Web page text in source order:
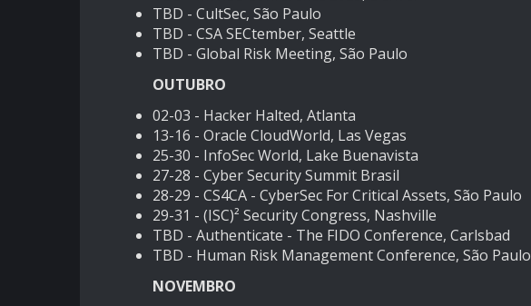
TBD - CultSec, São Paulo
TBD - CSA SECtember, Seattle
TBD - Global Risk Meeting, São Paulo
OUTUBRO
02-03 - Hacker Halted, Atlanta
13-16 - Oracle CloudWorld, Las Vegas
25-30 - InfoSec World, Lake Buenavista
27-28 - Cyber Security Summit Brasil
28-29 - CS4CA - CyberSec For Critical Assets, São Paulo
29-31 - (ISC)² Security Congress, Nashville
TBD - Authenticate - The FIDO Conference, Carlsbad
TBD - Human Risk Management Conference, São Paulo
NOVEMBRO